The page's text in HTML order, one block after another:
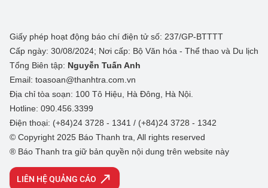
Giấy phép hoạt động báo chí điện tử số: 237/GP-BTTTT
Cấp ngày: 30/08/2024; Nơi cấp: Bộ Văn hóa - Thể thao và Du lịch
Tổng Biên tập: Nguyễn Tuấn Anh
Email: toasoan@thanhtra.com.vn
Địa chỉ tòa soạn: 100 Tô Hiệu, Hà Đông, Hà Nội.
Hotline: 090.456.3399
Điện thoại: (+84)24 3728 - 1341 / (+84)24 3728 - 1342
© Copyright 2025 Báo Thanh tra, All rights reserved
® Báo Thanh tra giữ bản quyền nội dung trên website này
LIÊN HỆ QUẢNG CÁO